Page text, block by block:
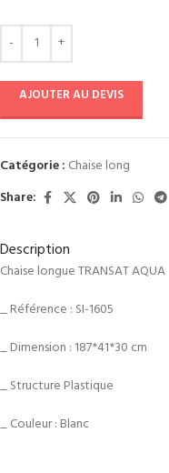
AJOUTER AU DEVIS
Catégorie : Chaise long
Share:
Description
Chaise longue TRANSAT AQUA
_ Référence : SI-1605
_ Dimension : 187*41*30 cm
_ Structure Plastique
_ Couleur : Blanc